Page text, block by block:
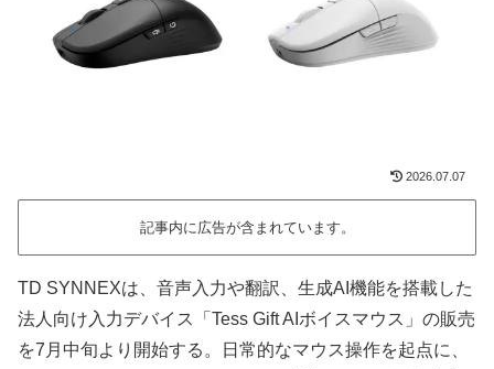
2026.07.07
記事内に広告が含まれています。
TD SYNNEXは、音声入力や翻訳、生成AI機能を搭載した
法人向け入力デバイス「Tess Gift AIボイスマウス」の販売
を7月中旬より開始する。日常的なマウス操作を起点に、